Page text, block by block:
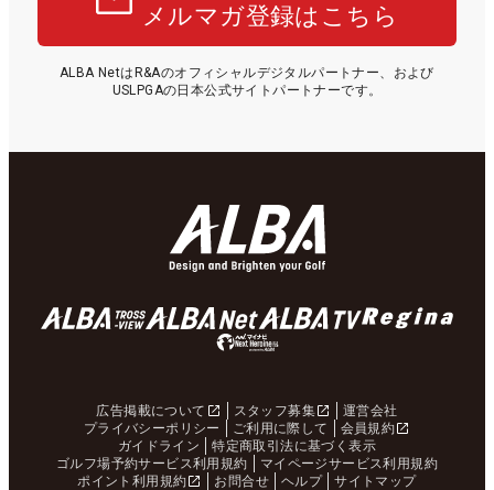
メルマガ登録はこちら
ALBA NetはR&Aのオフィシャルデジタルパートナー、および
USLPGAの日本公式サイトパートナーです。
広告掲載について スタッフ募集
運営会社
プライバシーポリシー
ご利用に際して
会員規約
ガイドライン
特定商取引法に基づく表示
ゴルフ場予約サービス利用規約
マイページサービス利用規約
ポイント利用規約
お問合せ ヘルプ サイトマップ